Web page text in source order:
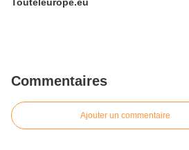
Commentaires
Ajouter un commentaire